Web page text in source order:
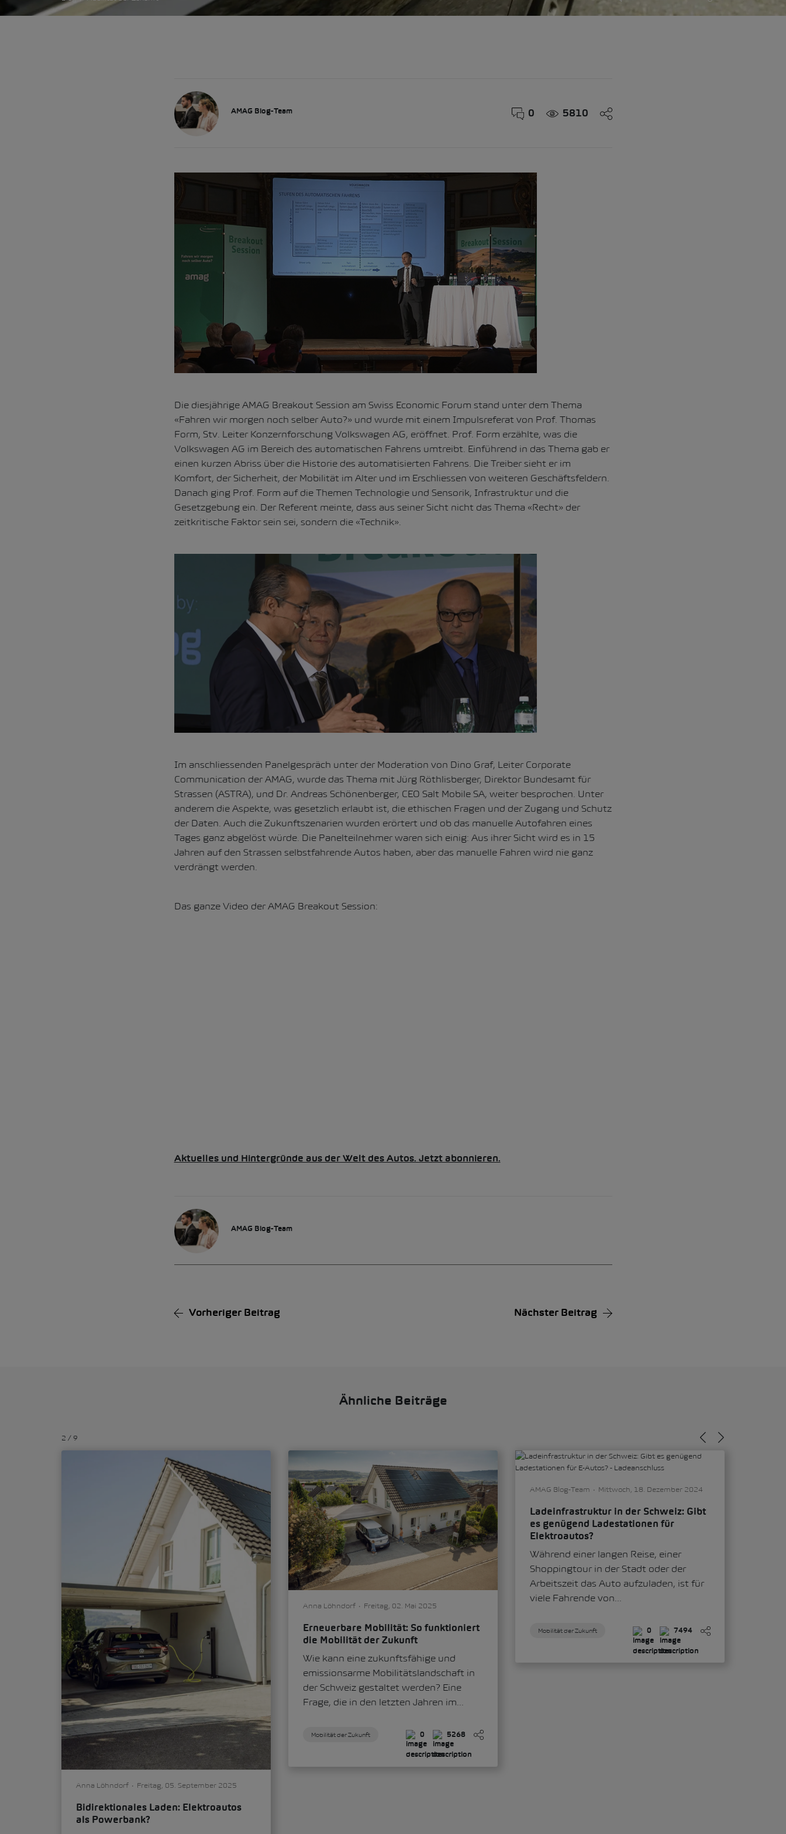
AMAG Blog-Team 0 5810
Die diesjährige AMAG Breakout Session am Swiss Economic Forum stand unter dem Thema
«Fahren wir morgen noch selber Auto?» und wurde mit einem Impulsreferat von Prof. Thomas
Form, Stv. Leiter Konzernforschung Volkswagen AG, eröffnet. Prof. Form erzählte, was die
Volkswagen AG im Bereich des automatischen Fahrens umtreibt. Einführend in das Thema gab er
einen kurzen Abriss über die Historie des automatisierten Fahrens. Die Treiber sieht er im
Komfort, der Sicherheit, der Mobilität im Alter und im Erschliessen von weiteren Geschäftsfeldern.
Danach ging Prof. Form auf die Themen Technologie und Sensorik, Infrastruktur und die
Gesetzgebung ein. Der Referent meinte, dass aus seiner Sicht nicht das Thema «Recht» der
zeitkritische Faktor sein sei, sondern die «Technik».
Im anschliessenden Panelgespräch unter der Moderation von Dino Graf, Leiter Corporate
Communication der AMAG, wurde das Thema mit Jürg Röthlisberger, Direktor Bundesamt für
Strassen (ASTRA), und Dr. Andreas Schönenberger, CEO Salt Mobile SA, weiter besprochen. Unter
anderem die Aspekte, was gesetzlich erlaubt ist, die ethischen Fragen und der Zugang und Schutz
der Daten. Auch die Zukunftszenarien wurden erörtert und ob das manuelle Autofahren eines
Tages ganz abgelöst würde. Die Panelteilnehmer waren sich einig: Aus ihrer Sicht wird es in 15
Jahren auf den Strassen selbstfahrende Autos haben, aber das manuelle Fahren wird nie ganz
verdrängt werden.
Das ganze Video der AMAG Breakout Session:
Aktuelles und Hintergründe aus der Welt des Autos. Jetzt abonnieren.
AMAG Blog-Team
Vorheriger Beitrag Nächster Beitrag
Ähnliche Beiträge
2 / 9
Anna Löhndorf Freitag, 05. September 2025
Bidirektionales Laden: Elektroautos
als Powerbank?
Anna Löhndorf Freitag, 02. Mai 2025
Erneuerbare Mobilität: So funktioniert
die Mobilität der Zukunft
Wie kann eine zukunftsfähige und
emissionsarme Mobilitätslandschaft in
der Schweiz gestaltet werden? Eine
Frage, die in den letzten Jahren im...
Mobilität der Zukunft 0 5268
AMAG Blog-Team Mittwoch, 18. Dezember 2024
Ladeinfrastruktur in der Schweiz: Gibt
es genügend Ladestationen für
Elektroautos?
Während einer langen Reise, einer
Shoppingtour in der Stadt oder der
Arbeitszeit das Auto aufzuladen, ist für
viele Fahrende von...
Mobilität der Zukunft 0 7494